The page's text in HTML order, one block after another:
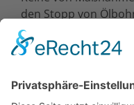
den Stopp von
dem Schutz
des Korallenriffes
Meeresschildkröten
beheimatet.